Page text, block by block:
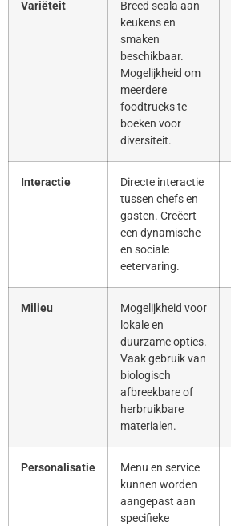
Variëteit
Breed scala aan
keukens en
smaken
beschikbaar.
Mogelijkheid om
meerdere
foodtrucks te
boeken voor
diversiteit.
Interactie
Directe interactie
tussen chefs en
gasten. Creëert
een dynamische
en sociale
eetervaring.
Milieu
Mogelijkheid voor
lokale en
duurzame opties.
Vaak gebruik van
biologisch
afbreekbare of
herbruikbare
materialen.
Personalisatie
Menu en service
kunnen worden
aangepast aan
specifieke